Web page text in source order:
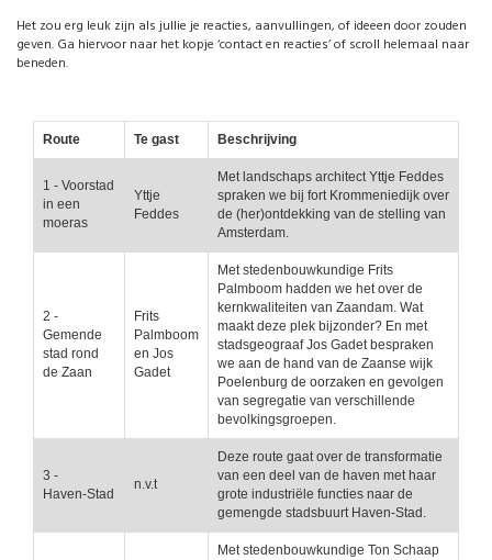
Het zou erg leuk zijn als jullie je reacties, aanvullingen, of ideeen door zouden
geven. Ga hiervoor naar het kopje ‘contact en reacties’ of scroll helemaal naar
beneden.
Route Te gast Beschrijving
1 - Voorstad
in een
moeras
Yttje
Feddes
Met landschaps architect Yttje Feddes
spraken we bij fort Krommeniedijk over
de (her)ontdekking van de stelling van
Amsterdam.
2 -
Gemende
stad rond
de Zaan
Frits
Palmboom
en Jos
Gadet
Met stedenbouwkundige Frits
Palmboom hadden we het over de
kernkwaliteiten van Zaandam. Wat
maakt deze plek bijzonder? En met
stadsgeograaf Jos Gadet bespraken
we aan de hand van de Zaanse wijk
Poelenburg de oorzaken en gevolgen
van segregatie van verschillende
bevolkingsgroepen.
3 -
Haven-Stad
n.v.t
Deze route gaat over de transformatie
van een deel van de haven met haar
grote industriële functies naar de
gemengde stadsbuurt Haven-Stad.
Met stedenbouwkundige Ton Schaap